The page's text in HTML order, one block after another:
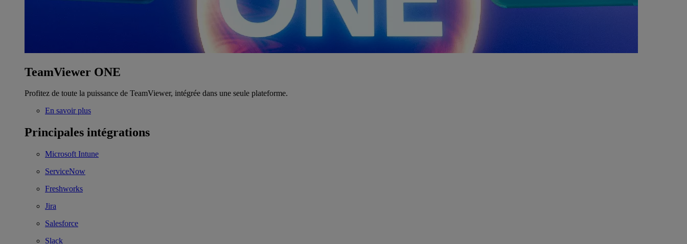
TeamViewer ONE
Profitez de toute la puissance de TeamViewer, intégrée dans une seule plateforme.
En savoir plus
Principales intégrations
Microsoft Intune
ServiceNow
Freshworks
Jira
Salesforce
Slack